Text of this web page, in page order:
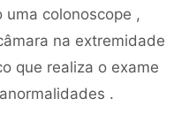
colonoscope ,
na extremidade
que realiza o exame
.